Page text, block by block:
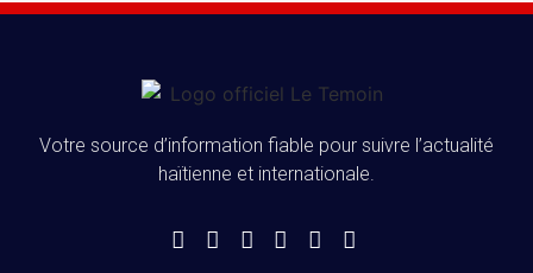
Votre source d’information fiable pour suivre l’actualité
haïtienne et internationale.